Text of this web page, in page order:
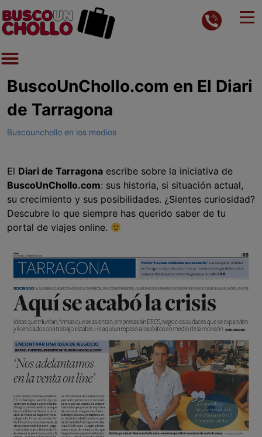
BuscoUnChollo.com en El Diari
de Tarragona
Buscounchollo en los medios
El Diari de Tarragona escribe sobre la iniciativa de
BuscoUnChollo.com: sus historia, si situación actual,
su crecimiento y sus posibilidades. ¿Sientes curiosidad?
Descubre lo que siempre has querido saber de tu
portal de viajes online.